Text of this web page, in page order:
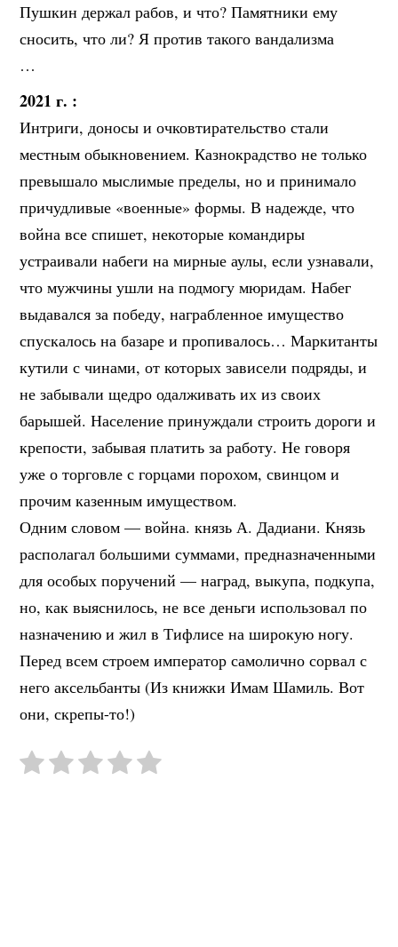
Пушкин держал рабов, и что? Памятники ему
сносить, что ли? Я против такого вандализма
…
2021 г. :
Интриги, доносы и очковтирательство стали
местным обыкновением. Казнокрадство не только
превышало мыслимые пределы, но и принимало
причудливые «военные» формы. В надежде, что
война все спишет, некоторые командиры
устраивали набеги на мирные аулы, если узнавали,
что мужчины ушли на подмогу мюридам. Набег
выдавался за победу, награбленное имущество
спускалось на базаре и пропивалось… Маркитанты
кутили с чинами, от которых зависели подряды, и
не забывали щедро одалживать их из своих
барышей. Население принуждали строить дороги и
крепости, забывая платить за работу. Не говоря
уже о торговле с горцами порохом, свинцом и
прочим казенным имуществом.
Одним словом — война. князь А. Дадиани. Князь
располагал большими суммами, предназначенными
для особых поручений — наград, выкупа, подкупа,
но, как выяснилось, не все деньги использовал по
назначению и жил в Тифлисе на широкую ногу.
Перед всем строем император самолично сорвал с
него аксельбанты (Из книжки Имам Шамиль. Вот
они, скрепы-то!)